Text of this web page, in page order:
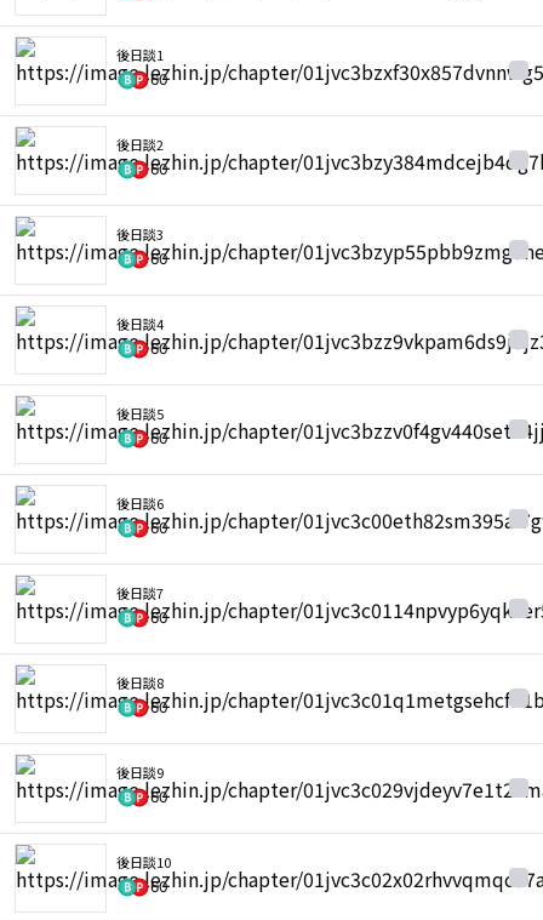
後日談1
60
後日談2
60
後日談3
60
後日談4
60
後日談5
60
後日談6
60
後日談7
60
後日談8
60
後日談9
60
後日談10
60